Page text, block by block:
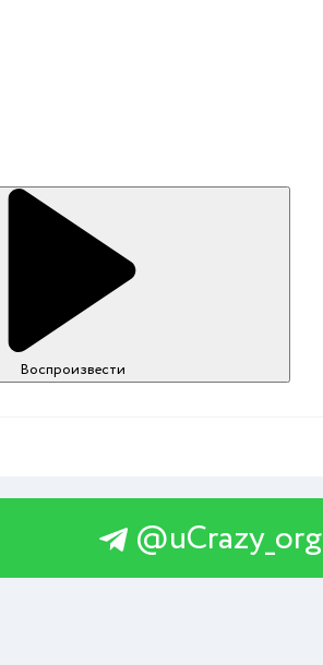
Воспроизвести
@uCrazy_org